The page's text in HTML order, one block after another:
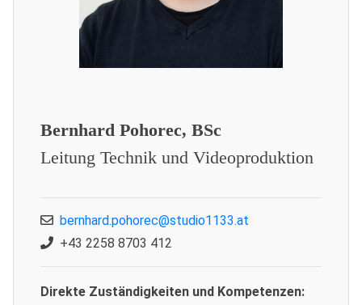
Bernhard Pohorec, BSc
Leitung Technik und Videoproduktion
bernhard.pohorec@studio1133.at
+43 2258 8703 412
Direkte Zuständigkeiten und Kompetenzen: